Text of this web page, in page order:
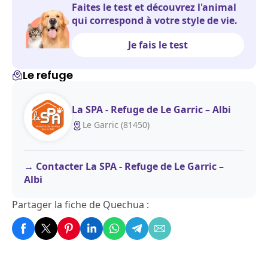
Faites le test et découvrez l'animal
qui correspond à votre style de vie.
Je fais le test
Le refuge
La SPA - Refuge de Le Garric – Albi
Le Garric (81450)
Contacter La SPA - Refuge de Le Garric –
Albi
Partager la fiche de Quechua :